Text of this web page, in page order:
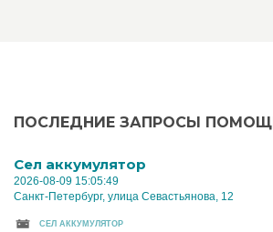
ПОСЛЕДНИЕ ЗАПРОСЫ
Cел аккумулятор
2026-08-09 15:05:49
Санкт-Петербург, улица Севастьянова, 12
CЕЛ АККУМУЛЯТОР